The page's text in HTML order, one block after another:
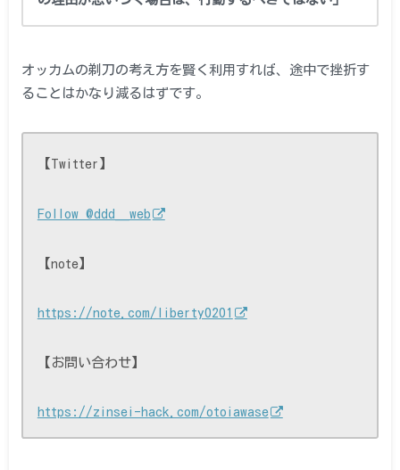
オッカムの剃刀の考え方を賢く利用すれば、途中で挫折す
ることはかなり減るはずです。
【Twitter】
Follow @ddd__web
【note】
https://note.com/liberty0201
【お問い合わせ】
https://zinsei-hack.com/otoiawase